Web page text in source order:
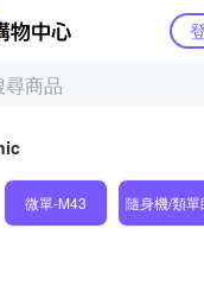
Yahoo購物中心
微單-M43 隨身機/類單